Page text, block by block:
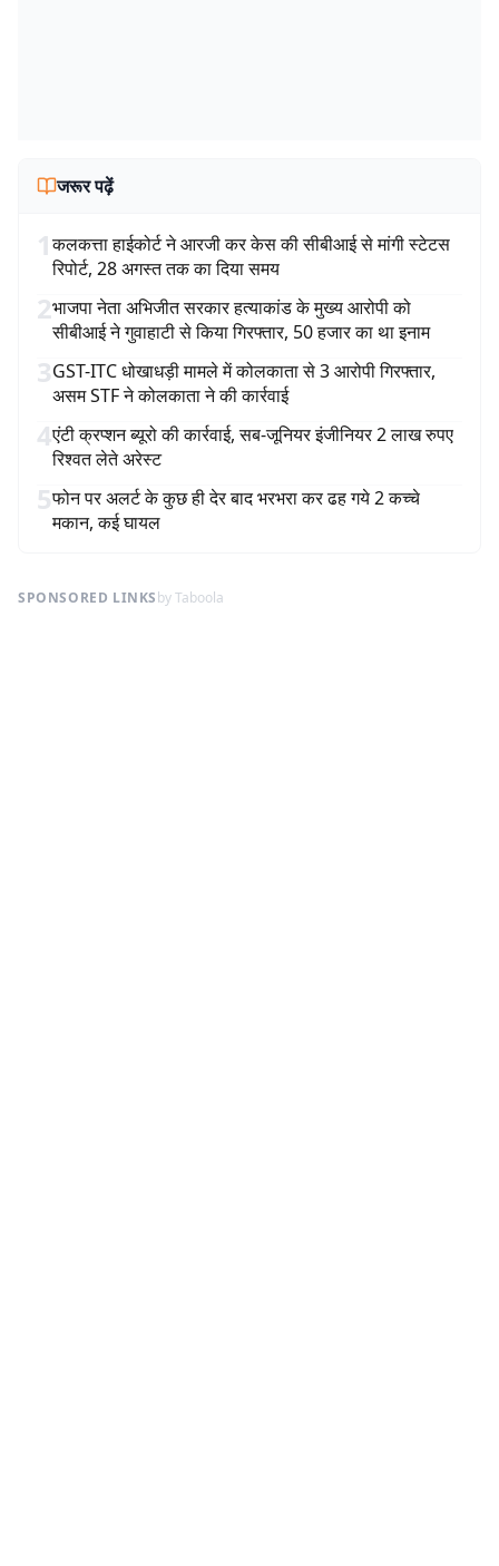
जरूर पढ़ें
1कलकत्ता हाईकोर्ट ने आरजी कर केस की सीबीआई से मांगी स्टेटस
रिपोर्ट, 28 अगस्त तक का दिया समय
2भाजपा नेता अभिजीत सरकार हत्याकांड के मुख्य आरोपी को
सीबीआई ने गुवाहाटी से किया गिरफ्तार, 50 हजार का था इनाम
3GST-ITC धोखाधड़ी मामले में कोलकाता से 3 आरोपी गिरफ्तार,
असम STF ने कोलकाता ने की कार्रवाई
4एंटी क्रप्शन ब्यूरो की कार्रवाई, सब-जूनियर इंजीनियर 2 लाख रुपए
रिश्वत लेते अरेस्ट
5फोन पर अलर्ट के कुछ ही देर बाद भरभरा कर ढह गये 2 कच्चे
मकान, कई घायल
SPONSORED LINKSby Taboola